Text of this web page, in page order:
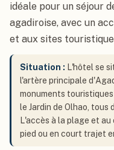
idéale pour un séjour
agadiroise, avec un
et aux sites
Situation : L'hôtel se
l'artère principale
monuments
le Jardin de Olhao, tous
L'accès à la plage et
pied ou en court trajet